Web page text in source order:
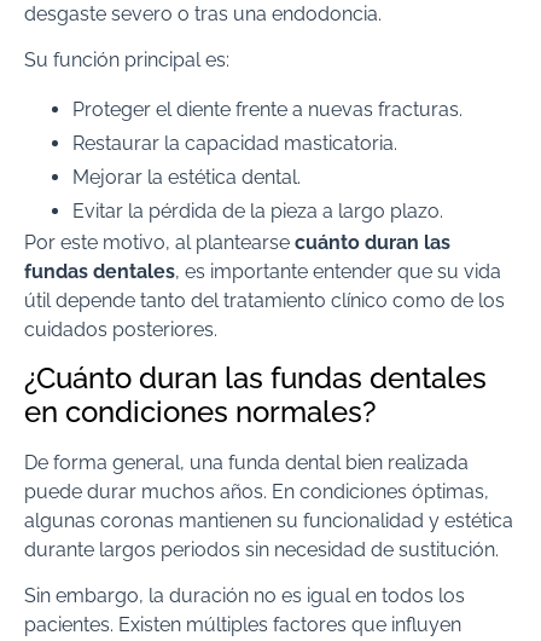
desgaste severo o tras una endodoncia.
Su función principal es:
Proteger el diente frente a nuevas fracturas.
Restaurar la capacidad masticatoria.
Mejorar la estética dental.
Evitar la pérdida de la pieza a largo plazo.
Por este motivo, al plantearse cuánto duran las
fundas dentales, es importante entender que su vida
útil depende tanto del tratamiento clínico como de los
cuidados posteriores.
¿Cuánto duran las fundas dentales
en condiciones normales?
De forma general, una funda dental bien realizada
puede durar muchos años. En condiciones óptimas,
algunas coronas mantienen su funcionalidad y estética
durante largos periodos sin necesidad de sustitución.
Sin embargo, la duración no es igual en todos los
pacientes. Existen múltiples factores que influyen